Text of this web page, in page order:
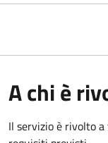
A chi è
Il servizio è rivolto